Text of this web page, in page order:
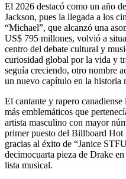
El 2026 destacó como un año
Jackson, pues la llegada a los
“Michael”, que alcanzó una
US$ 795 millones, volvió a
centro del debate cultural y
curiosidad global por la vida y
seguía creciendo, otro nombre
un nuevo capítulo en la historia
El cantante y rapero
más emblemáticos que
artista masculino con mayor
primer puesto del Billboard Hot
gracias al éxito de “Janice
decimocuarta pieza de Drake
lista musical.